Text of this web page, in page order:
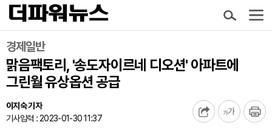
경제일반
맑음팩토리, '송도자이르네 디오션' 아파트에
그린월 유상옵션 공급
이지숙 기자
기사입력 : 2023-01-30 11:37